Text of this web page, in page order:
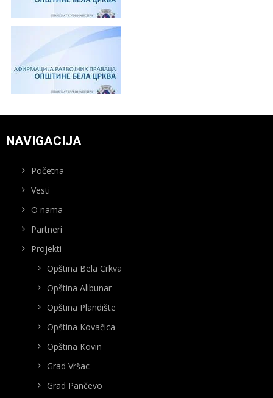
NAVIGACIJA
Početna
Vesti
O nama
Partneri
Projekti
Opština Bela Crkva
Opština Alibunar
Opština Plandište
Opština Kovačica
Opština Kovin
Grad Vršac
Grad Pančevo